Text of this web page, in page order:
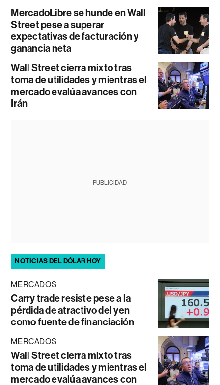
MercadoLibre se hunde en Wall
Street pese a superar
expectativas de facturación y
ganancia neta
Wall Street cierra mixto tras
toma de utilidades y mientras el
mercado evalúa avances con
Irán
PUBLICIDAD
NOTICIAS DEL DÓLAR HOY
MERCADOS
Carry trade resiste pese a la
pérdida de atractivo del yen
como fuente de financiación
MERCADOS
Wall Street cierra mixto tras
toma de utilidades y mientras el
mercado evalúa avances con